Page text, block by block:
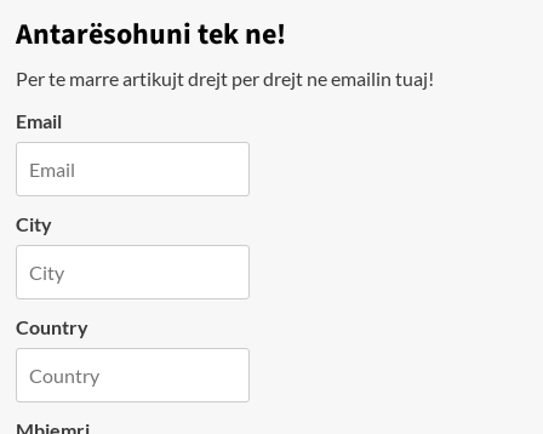
Antarësohuni tek ne!
Per te marre artikujt drejt per drejt ne emailin tuaj!
Email
City
Country